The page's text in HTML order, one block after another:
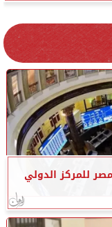
للمركز الدولي